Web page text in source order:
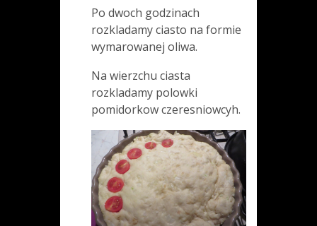
Po dwoch godzinach
rozkladamy ciasto na formie
wymarowanej oliwa.
Na wierzchu ciasta
rozkladamy polowki
pomidorkow czeresniowcyh.